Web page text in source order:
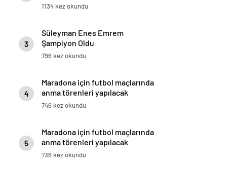
1134 kez okundu
3
Süleyman Enes Emrem
Şampiyon Oldu
796 kez okundu
4
Maradona için futbol maçlarında
anma törenleri yapılacak
746 kez okundu
5
Maradona için futbol maçlarında
anma törenleri yapılacak
736 kez okundu